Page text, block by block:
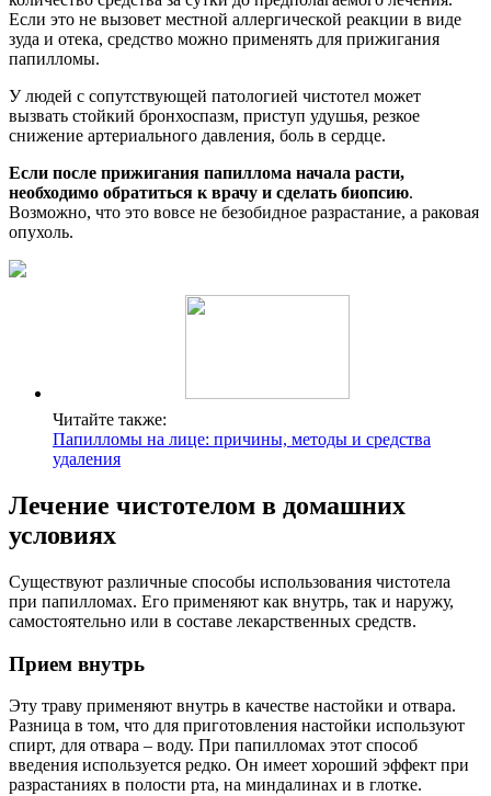
Если это не вызовет местной аллергической реакции в виде
зуда и отека, средство можно применять для прижигания
папилломы.
У людей с сопутствующей патологией чистотел может
вызвать стойкий бронхоспазм, приступ удушья, резкое
снижение артериального давления, боль в сердце.
Если после прижигания папиллома начала расти,
необходимо обратиться к врачу и сделать биопсию.
Возможно, что это вовсе не безобидное разрастание, а раковая
опухоль.
Читайте также:
Папилломы на лице: причины, методы и средства
удаления
Лечение чистотелом в домашних
условиях
Существуют различные способы использования чистотела
при папилломах. Его применяют как внутрь, так и наружу,
самостоятельно или в составе лекарственных средств.
Прием внутрь
Эту траву применяют внутрь в качестве настойки и отвара.
Разница в том, что для приготовления настойки используют
спирт, для отвара – воду. При папилломах этот способ
введения используется редко. Он имеет хороший эффект при
разрастаниях в полости рта, на миндалинах и в глотке.